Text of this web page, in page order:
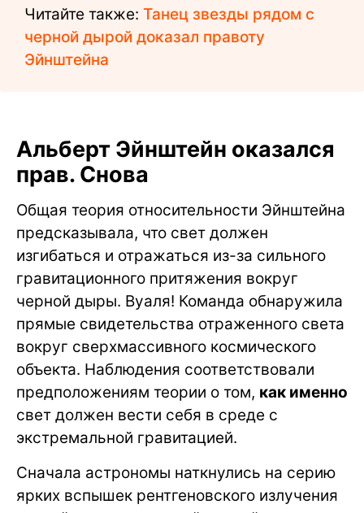
Читайте также: Танец звезды рядом с
черной дырой доказал правоту
Эйнштейна
Альберт Эйнштейн оказался
прав. Снова
Общая теория относительности Эйнштейна
предсказывала, что свет должен
изгибаться и отражаться из-за сильного
гравитационного притяжения вокруг
черной дыры. Вуаля! Команда обнаружила
прямые свидетельства отраженного света
вокруг сверхмассивного космического
объекта. Наблюдения соответствовали
предположениям теории о том, как именно
свет должен вести себя в среде с
экстремальной гравитацией.
Сначала астрономы наткнулись на серию
ярких вспышек рентгеновского излучения